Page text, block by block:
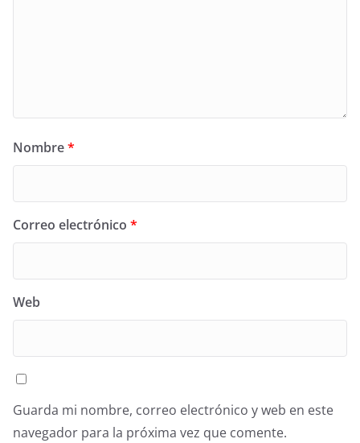
Nombre*
Correo electrónico *
Web
Guarda mi nombre, correo electrónico y web en este
navegador para la próxima vez que comente.